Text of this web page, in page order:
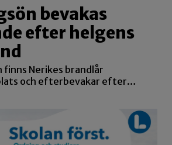
bevakas
efter helgens
finns Nerikes brandlår
och efterbevakar efter…